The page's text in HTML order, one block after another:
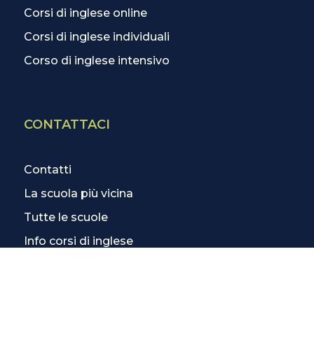
Corsi di inglese online
Corsi di inglese individuali
Corso di inglese intensivo
CONTATTACI
Contatti
La scuola più vicina
Tutte le scuole
Info corsi di inglese